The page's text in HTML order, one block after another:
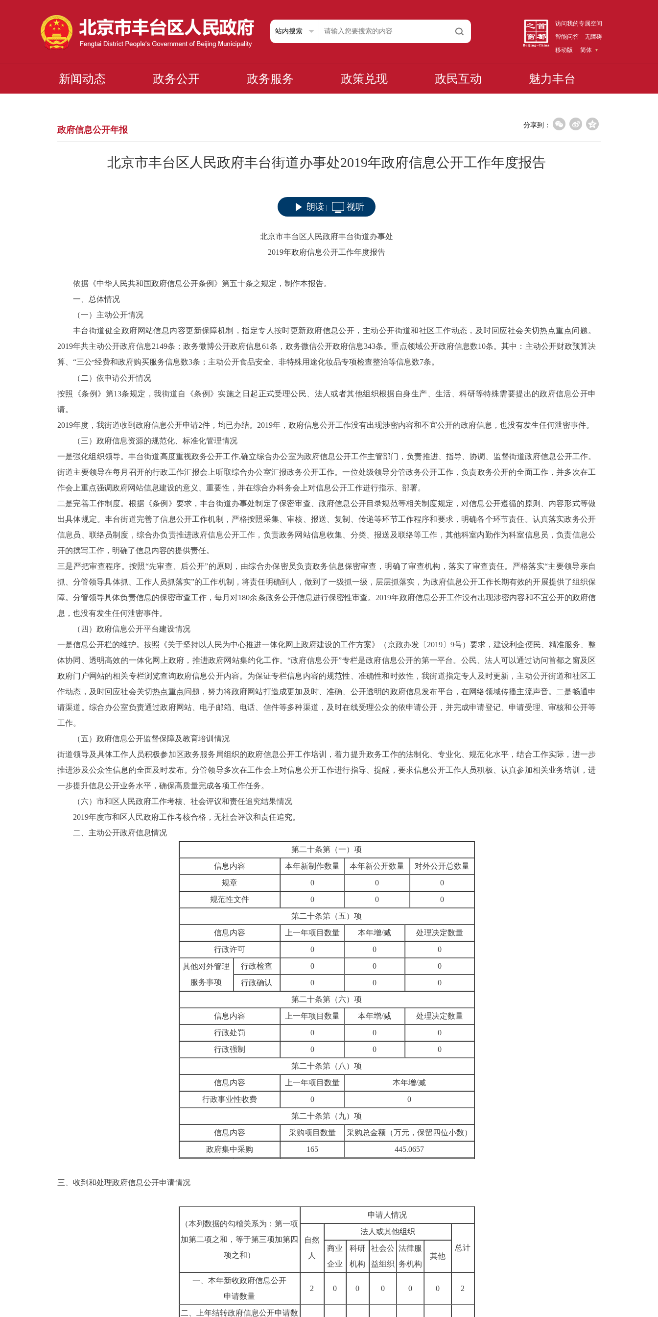
访问我的专属空间
智能问答
无障碍
移动版
简体
新闻动态 政务公开 政务服务 政策兑现 政民互动 魅力丰台
政府信息公开年报 分享到：
北京市丰台区人民政府丰台街道办事处2019年政府信息公开工作年度报告
朗读 视听
北京市丰台区人民政府丰台街道办事处
2019年政府信息公开工作年度报告
依据《中华人民共和国政府信息公开条例》第五十条之规定，制作本报告。
一、总体情况
（一）主动公开情况
丰台街道健全政府网站信息内容更新保障机制，指定专人按时更新政府信息公开，主动公开街道和社区工作动态，及时回应社会关切热点重点问题。
2019年共主动公开政府信息2149条； 政务微博公开政府信息61条，政务微信公开政府信息343条。重点领域公开政府信息数10条。其中：主动公开财政预算决
算、“三公”经费和政府购买服务信息数3条；主动公开食品安全、非特殊用途化妆品专项检查整治等信息数7条。
（二）依申请公开情况
按照《条例》第13条规定，我街道自《条例》实施之日起正式受理公民、法人或者其他组织根据自身生产、生活、科研等特殊需要提出的政府信息公开申
请。
2019年度，我街道收到政府信息公开申请2件，均已办结。 2019年，政府信息公开工作没有出现涉密内容和不宜公开的政府信息，也没有发生任何泄密事件。
（三）政府信息资源的规范化、标准化管理情况
一是强化组织领导。丰台街道高度重视政务公开工作,确立综合办公室为政府信息公开工作主管部门，负责推进、指导、协调、监督街道政府信息公开工作。
街道主要领导在每月召开的行政工作汇报会上听取综合办公室汇报政务公开工作。一位处级领导分管政务公开工作，负责政务公开的全面工作，并多次在工
作会上重点强调政府网站信息建设的意义、重要性，并在综合办科务会上对信息公开工作进行指示、部署。
二是完善工作制度。根据《条例》要求，丰台街道办事处制定了保密审查、政府信息公开目录规范等相关制度规定，对信息公开遵循的原则、内容形式等做
出具体规定。丰台街道完善了信息公开工作机制，严格按照采集、审核、报送、复制、传递等环节工作程序和要求，明确各个环节责任。认真落实政务公开
信息员、联络员制度，综合办负责推进政府信息公开工作，负责政务网站信息收集、分类、报送及联络等工作，其他科室内勤作为科室信息员，负责信息公
开的撰写工作，明确了信息内容的提供责任。
三是严把审查程序。按照“先审查、后公开”的原则，由综合办保密员负责政务信息保密审查，明确了审查机构，落实了审查责任。 严格落实“主要领导亲自
抓、分管领导具体抓、工作人员抓落实”的工作机制，将责任明确到人，做到了一级抓一级，层层抓落实，为政府信息公开工作长期有效的开展提供了组织保
障。分管领导具体负责信息的保密审查工作，每月对180余条政务公开信息进行保密性审查。 2019年政府信息公开工作没有出现涉密内容和不宜公开的政府信
息，也没有发生任何泄密事件。
（四）政府信息公开平台建设情况
一是信息公开栏的维护。按照《关于坚持以人民为中心推进一体化网上政府建设的工作方案》（京政办发〔 2019〕 9号）要求，建设利企便民、精准服务、整
体协同、透明高效的一体化网上政府，推进政府网站集约化工作。“政府信息公开”专栏是政府信息公开的第一平台。公民、法人可以通过访问首都之窗及区
政府门户网站的相关专栏浏览查询政府信息公开内容。为保证专栏信息内容的规范性、准确性和时效性，我街道指定专人及时更新，主动公开街道和社区工
作动态，及时回应社会关切热点重点问题，努力将政府网站打造成更加及时、准确、公开透明的政府信息发布平台，在网络领域传播主流声音。
二是畅通申
请渠道。综合办公室负责通过政府网站、电子邮箱、电话、信件等多种渠道，及时在线受理公众的依申请公开，并完成申请登记、申请受理、审核和公开等
工作。
（五）政府信息公开监督保障及教育培训情况
街道领导及具体工作人员积极参加区政务服务局组织的政府信息公开工作培训，着力提升政务工作的法制化、专业化、规范化水平，结合工作实际，进一步
推进涉及公众性信息的全面及时发布。分管领导多次在工作会上对信息公开工作进行指导、提醒，要求信息公开工作人员积极、认真参加相关业务培训，进
一步提升信息公开业务水平，确保高质量完成各项工作任务。
（六）市和区人民政府工作考核、社会评议和责任追究结果情况
2019年度市和区人民政府工作考核合格，无社会评议和责任追究。
二、主动公开政府信息情况
第二十条第（一）项
信息内容
本年新制作数量 本年新公开数量
对外公开总数量
规章
0 0
0
规范性文件
0 0
0
第二十条第（五）项
信息内容
上一年项目数量 本年增/减
处理决定数量
行政许可
0 0 0
其他对外管理
服务事项
行政检查 0 0
0
行政确认
0 0
0
第二十条第（六）项
信息内容
上一年项目数量 本年增/减
处理决定数量
行政处罚
0 0
0
行政强制
0 0
0
第二十条第（八）项
信息内容
上一年项目数量 本年增/减
行政事业性收费
0
0
第二十条第（九）项
信息内容
采购项目数量
采购总金额（万元，保留四位小数）
政府集中采购
165 445.0657
三、收到和处理政府信息公开申请情况
（本列数据的勾稽关系为：第一项
加第二项之和，等于第三项加第四
项之和）
申请人情况
自然
人
法人或其他组织
总计
商业
企业
科研
机构
社会公
益组织
法律服
务机构
其他
一、本年新收政府信息公开
申请数量
2 0 0 0 0 0 2
二、上年结转政府信息公开申请数